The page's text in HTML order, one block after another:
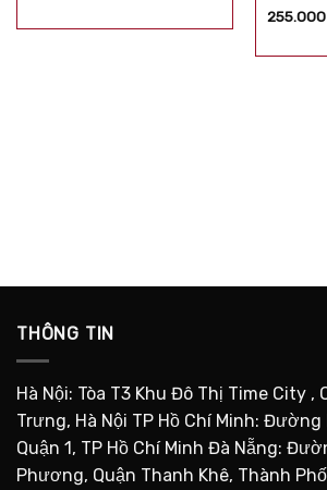
Được
255.000
THÔNG TIN
Hà Nội: Tòa T3 Khu Đô Thị Time City ,
Trưng, Hà Nội TP Hồ Chí Minh: Đường
Quận 1, TP Hồ Chí Minh Đà Nẵng:
Phương, Quận Thanh Khê, Thành